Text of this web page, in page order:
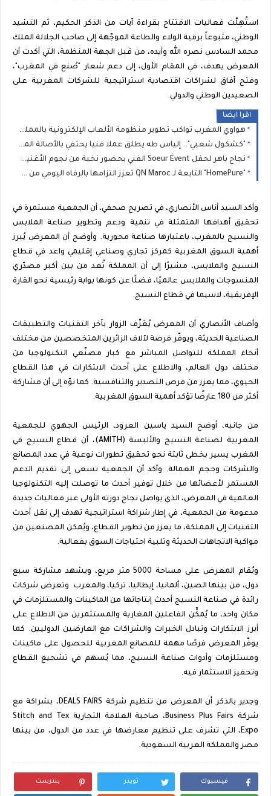
استُهِلّت فعاليات الافتتاح بقراءة آيات من الذكر الحكيم، ثم النشيد
الوطني، متبوعاً برقية الولاء والطاعة الموجّهة إلى صاحب الجلالة الملك
محمد السادس نصره الله وأيده، من قبل الجهة المنظمة، التي أكدت أن
المعرض يهدف، في المقام الأول، إلى دعم شعار "صُنع في المغرب"،
وفتح آفاق لشراكات اقتصادية استراتيجية للشركات المغربية على
الصعيدين الوطني والدولي.
اقرا ايضا
هواوي المغرب تواكب تطوير منظومة الألعاب الإلكترونية بالمملكة بمناسبة Morocco Gaming Expo 2026
"كشكول شعبي".. إلياس طه يطلق عملا فنيا يحتفي بالأصالة المغربية
نجاح باهر لحفل Soeur Évent الفني بحضور نخبة من نجوم الأغنية المغربية بفرنسا
وأكد السيد أناس الأنصاري، في تصريح صحفي، أن الجمعية مستمرة في
تحقيق أهدافها المتمثلة في تنمية ودعم وتطوير صناعة الملابس
والنسيج بالمغرب، باعتبارها صناعة محورية. وأوضح أن المعرض يُبرز
أهمية السوق المغربية كمركز تجاري وصناعي إقليمي واعد في قطاع
النسيج والملابس، مشيرًا إلى أن المملكة تُعد من بين أكبر مصدّري
المنسوجات والملابس عالميًا، فضلًا عن كونها بوابة رئيسية نحو القارة
الإفريقية، لاسيما في قطاع النسيج.
وأضاف الأنصاري أن المعرض يُعَرِّف الزوار بآخر التقنيات والتطبيقات
الصناعية الحديثة، ويوفّر فرصة لآلاف الزائرين المتخصصين من مختلف
أنحاء المملكة للتواصل المباشر مع كبار مصنّعي التكنولوجيا من
مختلف دول العالم، والاطلاع على أحدث الابتكارات في هذا القطاع
الحيوي، مما يعزز من فرص التصدير والتنافسية. كما نوّه إلى أن مشاركة
أكثر من 180 عارضًا تؤكد أهمية السوق المغربية.
من جانبه، أوضح السيد ياسين العرود، الرئيس الجهوي للجمعية
المغربية لصناعة النسيج والألبسة (AMITH)، أن قطاع النسيج في
المغرب يسير بخطى ثابتة نحو تحقيق تطورات نوعية في عدد المصانع
والشركات وحجم العمالة. وأكد أن الجمعية تسعى إلى تقديم الدعم
المستمر لأعضائها من خلال توفير أحدث ما توصلت إليه التكنولوجيا
العالمية في المعرض، الذي يواصل نجاح دورته الأولى عبر فعاليات جديدة
مدعومة من الجمعية، في إطار شراكة استراتيجية تهدف إلى نقل أحدث
التقنيات إلى المملكة، ما يعزز من تطوير القطاع، ويُمكن المصنعين من
مواكبة الاتجاهات الحديثة وتلبية احتياجات السوق بفعالية.
ويُقام المعرض على مساحة 5000 متر مربع، ويشهد مشاركة سبع
دول، من بينها الصين، ألمانيا، إيطاليا، تركيا، والمغرب. وتعرض شركات
رائدة في صناعة النسيج أحدث إنتاجاتها من الماكينات والمستلزمات في
مكان واحد، ما يُمكِّن الفاعلين المغاربة والمستثمرين من الاطلاع على
أبرز الابتكارات وتبادل الخبرات والشراكات مع العارضين الدوليين. كما
يوفّر المعرض فرصًا مهمة للمصانع المغربية للحصول على ماكينات
ومستلزمات وأدوات صناعة النسيج، مما يُسهم في تشجيع القطاع
وتحفيز الاستثمار فيه.
وجدير بالذكر أن المعرض من تنظيم شركة DEALS FAIRS، بشراكة مع
شركة Business Plus Fairs، صاحبة العلامة التجارية Stitch and Tex
Expo، التي تشرف على تنظيم معارضها في عدد من الدول، من بينها
مصر والمملكة العربية السعودية.
فيسبوك تويتر بنترست